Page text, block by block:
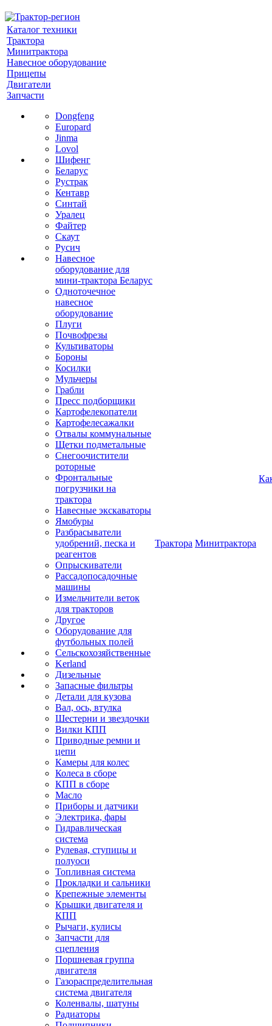
Каталог техники
Трактора
Минитрактора
Навесное оборудование
Прицепы
Двигатели
Запчасти
Dongfeng
Europard
Jinma
Lovol
Шифенг
Беларус
Рустрак
Кентавр
Синтай
Уралец
Файтер
Скаут
Русич
Навесное
оборудование для
мини-трактора Беларус
Одноточечное
навесное
оборудование
Плуги
Почвофрезы
Культиваторы
Бороны
Косилки
Мульчеры
Грабли
Пресс подборщики
Картофелекопатели
Картофелесажалки
Отвалы коммунальные
Щетки подметальные
Снегоочистители
роторные
Фронтальные
погрузчики на
трактора
Навесные экскаваторы
Ямобуры
Разбрасыватели
удобрений, песка и
реагентов
Опрыскиватели
Рассадопосадочные
машины
Измельчители веток
для тракторов
Другое
Оборудование для
футбольных полей
Сельскохозяйственные
Kerland
Дизельные
Запасные фильтры
Детали для кузова
Вал, ось, втулка
Шестерни и звездочки
Вилки КПП
Приводные ремни и
цепи
Камеры для колес
Колеса в сборе
КПП в сборе
Масло
Приборы и датчики
Электрика, фары
Гидравлическая
система
Рулевая, ступицы и
полуоси
Топливная система
Прокладки и сальники
Крепежные элементы
Крышки двигателя и
КПП
Рычаги, кулисы
Запчасти для
сцепления
Поршневая группа
двигателя
Газораспределительная
система двигателя
Коленвалы, шатуны
Радиаторы
Трактора Минитрактора